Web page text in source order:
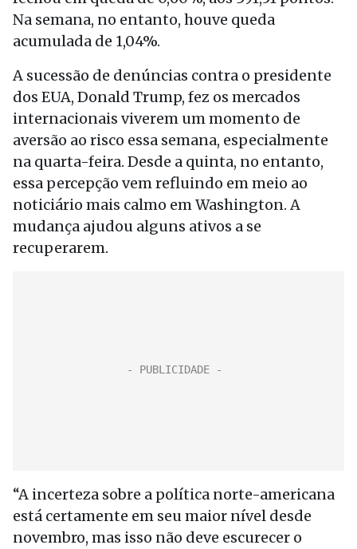
Na semana, no entanto, houve queda
acumulada de 1,04%.
A sucessão de denúncias contra o presidente
dos EUA, Donald Trump, fez os mercados
internacionais viverem um momento de
aversão ao risco essa semana, especialmente
na quarta-feira. Desde a quinta, no entanto,
essa percepção vem refluindo em meio ao
noticiário mais calmo em Washington. A
mudança ajudou alguns ativos a se
recuperarem.
“A incerteza sobre a política norte-americana
está certamente em seu maior nível desde
novembro, mas isso não deve escurecer o